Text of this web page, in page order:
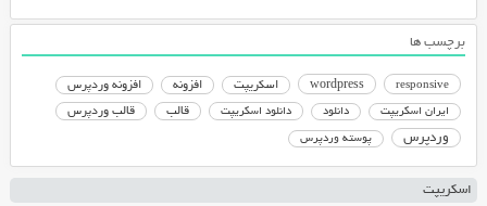
برچسب ها
responsive
wordpress اسکریپت افزونه افزونه وردپرس
ایران اسکریپت دانلود دانلود اسکریپت قالب قالب وردپرس
وردپرس پوسته وردپرس
اسکریپت